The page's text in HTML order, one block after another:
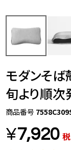
モダンそば
旬より順次
商品番号
¥7,920